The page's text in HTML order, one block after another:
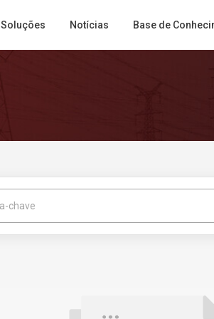
Soluções Notícias Base de